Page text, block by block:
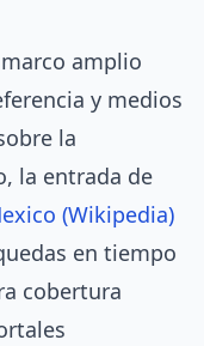
amplio
y medios
la
la entrada de
(Wikipedia)
en tiempo
cobertura